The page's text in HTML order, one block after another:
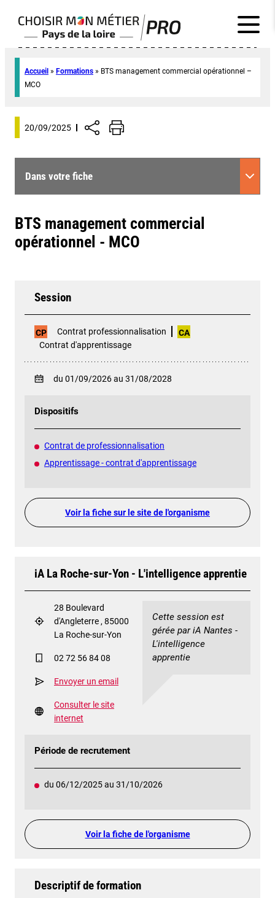
Accueil » Formations » BTS management commercial opérationnel –
MCO
20/09/2025
Dans votre fiche
BTS management commercial
opérationnel - MCO
Session
CP Contrat professionnalisation
CA
Contrat d'apprentissage
du 01/09/2026 au 31/08/2028
Dispositifs
Contrat de professionnalisation
Apprentissage - contrat d'apprentissage
Voir la fiche sur le site de l'organisme
iA La Roche-sur-Yon - L'intelligence apprentie
28 Boulevard
d'Angleterre , 85000
La Roche-sur-Yon
02 72 56 84 08
Envoyer un email
Consulter le site
internet
Cette session est
gérée par iA Nantes -
L'intelligence
apprentie
Période de recrutement
du 06/12/2025 au 31/10/2026
Voir la fiche de l'organisme
Descriptif de formation